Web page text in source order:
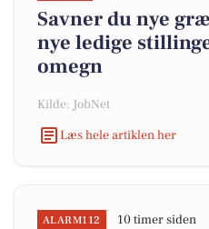
Savner du nye
nye ledige
omegn
Kilde: JobNet
Læs hele artiklen her
ALARM112 10 timer siden